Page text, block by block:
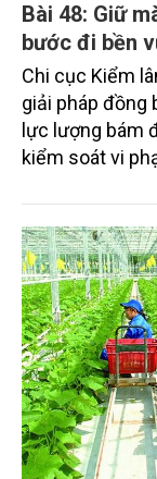
Bài 48: Giữ
bước đi bền
Chi cục Kiểm
giải pháp đồng
lực lượng bám
kiểm soát vi